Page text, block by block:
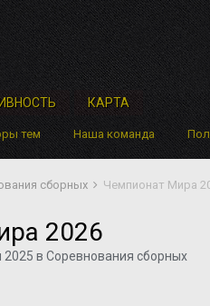
тем Наша команда
КАРТА
сборных Чемпионат Мира
2026
2025 в Соревнования сборных